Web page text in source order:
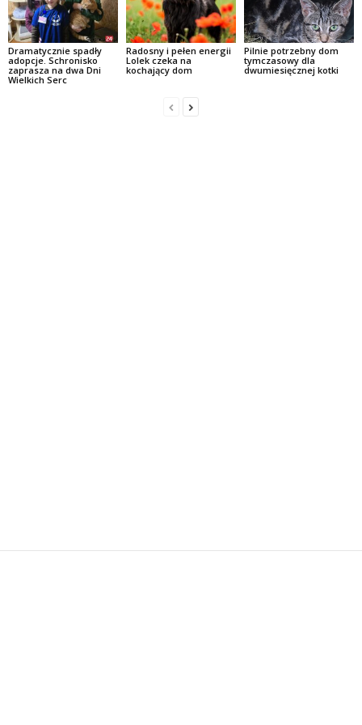
Dramatycznie spadły
adopcje. Schronisko
zaprasza na dwa Dni
Wielkich Serc
Radosny i pełen energii
Lolek czeka na
kochający dom
Pilnie potrzebny dom
tymczasowy dla
dwumiesięcznej kotki